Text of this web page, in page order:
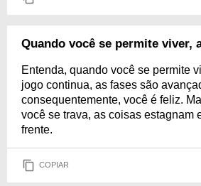
Quando você se permite viver,
Entenda, quando você se permite
jogo continua, as fases são
consequentemente, você é feliz.
você se trava, as coisas estagnam
frente.
COPIAR